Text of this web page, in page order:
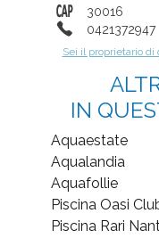
30016
0421372947
Sei il proprietario
IN
Aquaestate
Aqualandia
Aquafollie
Piscina Oasi
Piscina Rari